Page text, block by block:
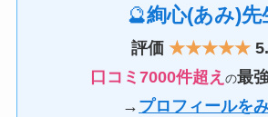
🔮絢心(あみ)先
評価 ★★★★★
口コミ7000件超え の最
→ プロフィールを